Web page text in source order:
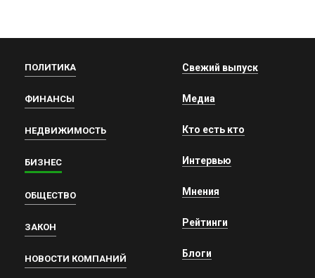
ПОЛИТИКА
ФИНАНСЫ
НЕДВИЖИМОСТЬ
БИЗНЕС
ОБЩЕСТВО
ЗАКОН
НОВОСТИ КОМПАНИЙ
Свежий выпуск
Медиа
Кто есть кто
Интервью
Мнения
Рейтинги
Блоги